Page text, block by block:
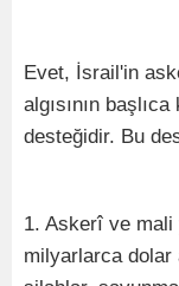
Evet, İsrail'in
algısının
desteğidir. Bu
1. Askerî ve mali
milyarlarca dolar